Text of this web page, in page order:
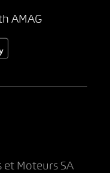
AMAG
Moteurs SA